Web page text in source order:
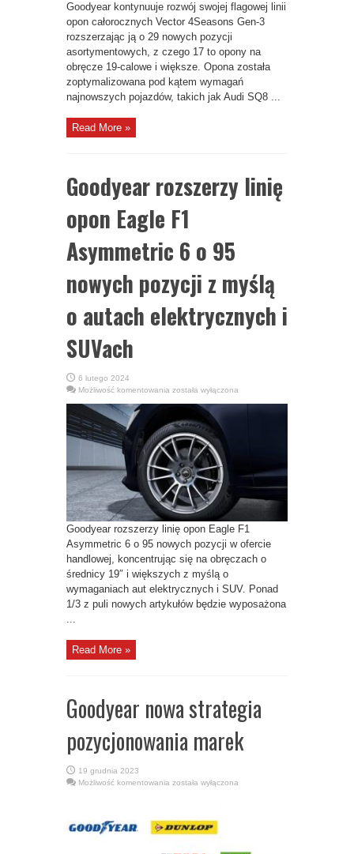
Goodyear kontynuuje rozwój swojej flagowej linii
opon całorocznych Vector 4Seasons Gen-3
rozszerzając ją o 29 nowych pozycji
asortymentowych, z czego 17 to opony na
obręcze 19-calowe i większe. Opona została
zoptymalizowana pod kątem wymagań
najnowszych pojazdów, takich jak Audi SQ8 ...
Read More »
Goodyear rozszerzy linię
opon Eagle F1
Asymmetric 6 o 95
nowych pozycji z myślą
o autach elektrycznych i
SUVach
6 lutego 2024
Możliwość komentowania Goodyear
linię
Eagle
F1
Asymmetric
6
o
95
nowych
pozycji
z
myślą
o
autach
elektrycznych
SUVach
została wyłączona
Goodyear rozszerzy linię opon Eagle F1
Asymmetric 6 o 95 nowych pozycji w ofercie
handlowej, koncentrując się na obręczach o
średnicy 19″ i większych z myślą o
wymaganiach aut elektrycznych i SUV. Ponad
1/3 z puli nowych artykułów będzie wyposażona
...
Read More »
Goodyear nowa strategia
pozycjonowania marek
19 grudnia 2023
Możliwość komentowania Goodyear
została wyłączona